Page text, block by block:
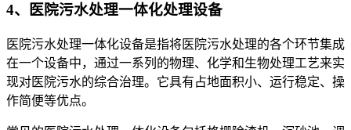
4、医院污水处理一体化处理设备
医院污水处理一体化设备是指将医院污水处理的各个环节集成
在一个设备中，通过一系列的物理、化学和生物处理工艺来实
现对医院污水的综合治理。它具有占地面积小、运行稳定、操
作简便等优点。